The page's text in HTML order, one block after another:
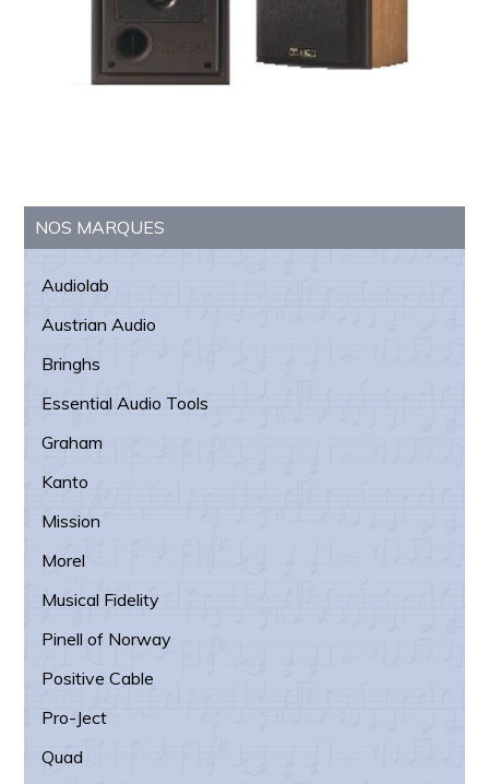
Barre
principale
NOS MARQUES
Audiolab
Austrian Audio
Bringhs
Essential Audio Tools
Graham
Kanto
Mission
Morel
Musical Fidelity
Pinell of Norway
Positive Cable
Pro-Ject
Quad